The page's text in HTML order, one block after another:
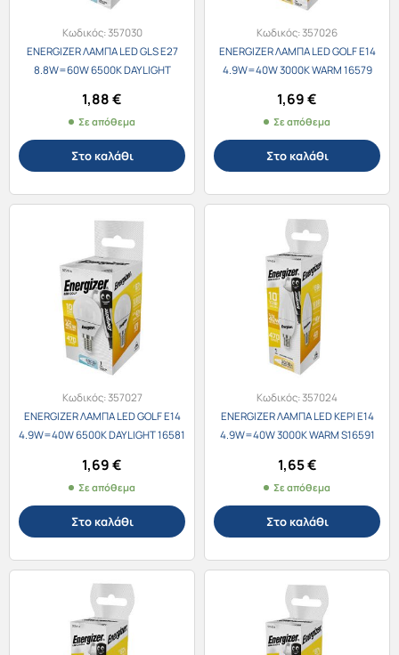
Κωδικός:357030
ENERGIZER ΛΑΜΠΑ LED GLS E27
8.8W=60W 6500K DAYLIGHT
1,88€
Σε απόθεμα
Στο καλάθι
Κωδικός:357026
ENERGIZER ΛΑΜΠΑ LED GOLF E14
4.9W=40W 3000K WARM 16579
1,69€
Σε απόθεμα
Στο καλάθι
Κωδικός:357027
ENERGIZER ΛΑΜΠΑ LED GOLF E14
4.9W=40W 6500K DAYLIGHT 16581
1,69€
Σε απόθεμα
Στο καλάθι
Κωδικός:357024
ENERGIZER ΛΑΜΠΑ LED ΚΕΡΙ E14
4.9W=40W 3000K WARM S16591
1,65€
Σε απόθεμα
Στο καλάθι